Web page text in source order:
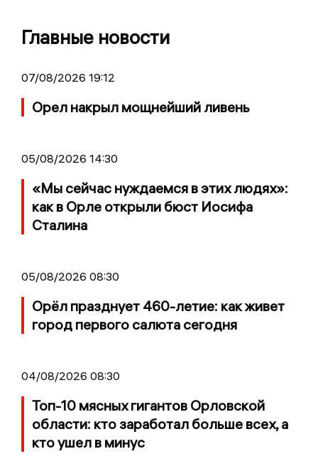
Главные новости
07/08/2026 19:12
Орел накрыл мощнейший ливень
05/08/2026 14:30
«Мы сейчас нуждаемся в этих людях»:
как в Орле открыли бюст Иосифа
Сталина
05/08/2026 08:30
Орёл празднует 460-летие: как живет
город первого салюта сегодня
04/08/2026 08:30
Топ-10 мясных гигантов Орловской
области: кто заработал больше всех, а
кто ушел в минус